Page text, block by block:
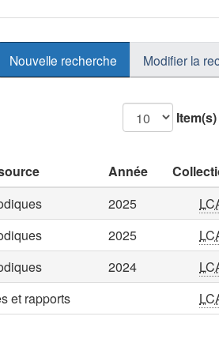
Nouvelle recherche Modifier la
Année
2025
2025
2024
et rapports